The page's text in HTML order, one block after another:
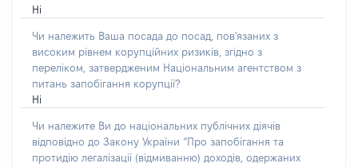
Ні
Чи належить Ваша посада до посад, пов'язаних з
високим рівнем корупційних ризиків, згідно з
переліком, затвердженим Національним агентством з
питань запобігання корупції?
Ні
Чи належите Ви до національних публічних діячів
відповідно до Закону України “Про запобігання та
протидію легалізації (відмиванню) доходів, одержаних